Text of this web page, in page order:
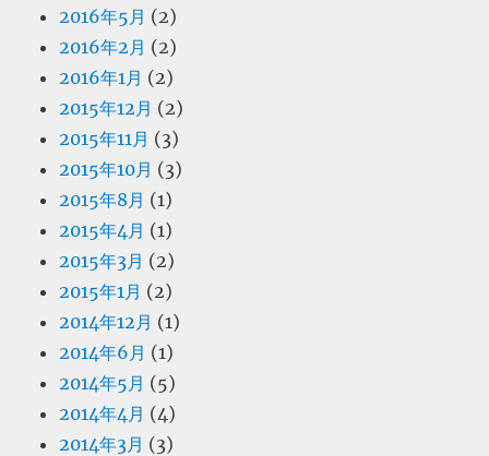
2016年5月 (2)
2016年2月 (2)
2016年1月 (2)
2015年12月 (2)
2015年11月 (3)
2015年10月 (3)
2015年8月 (1)
2015年4月 (1)
2015年3月 (2)
2015年1月 (2)
2014年12月 (1)
2014年6月 (1)
2014年5月 (5)
2014年4月 (4)
2014年3月 (3)